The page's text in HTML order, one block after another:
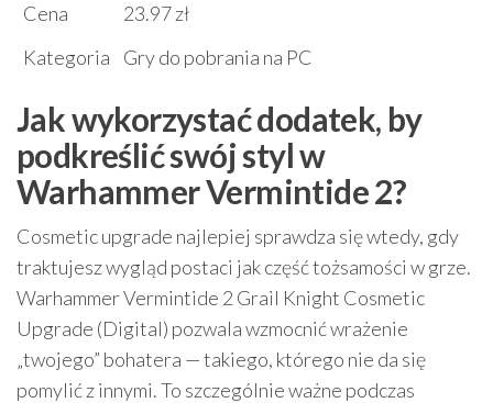
Cena
23.97 zł
Kategoria
Gry do pobrania na PC
Jak wykorzystać dodatek, by
podkreślić swój styl w
Warhammer Vermintide 2?
Cosmetic upgrade najlepiej sprawdza się wtedy, gdy
traktujesz wygląd postaci jak część tożsamości w grze.
Warhammer Vermintide 2 Grail Knight Cosmetic
Upgrade (Digital) pozwala wzmocnić wrażenie
„twojego” bohatera — takiego, którego nie da się
pomylić z innymi. To szczególnie ważne podczas